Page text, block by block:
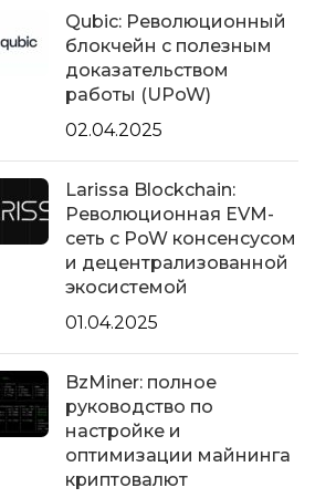
Qubic: Революционный
блокчейн с полезным
доказательством
работы (UPoW)
02.04.2025
Larissa Blockchain:
Революционная EVM-
сеть с PoW консенсусом
и децентрализованной
экосистемой
01.04.2025
BzMiner: полное
руководство по
настройке и
оптимизации майнинга
криптовалют